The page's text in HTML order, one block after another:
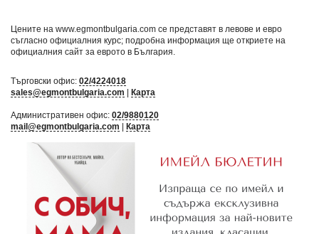
Цените на www.egmontbulgaria.com се представят в левове и евро
съгласно официалния курс; подробна информация ще откриете на
официалния сайт за еврото в България
Търговски офис: 02/4224018
sales@egmontbulgaria.com | Карта
Административен офис: 02/9880120
mail@egmontbulgaria.com | Карта